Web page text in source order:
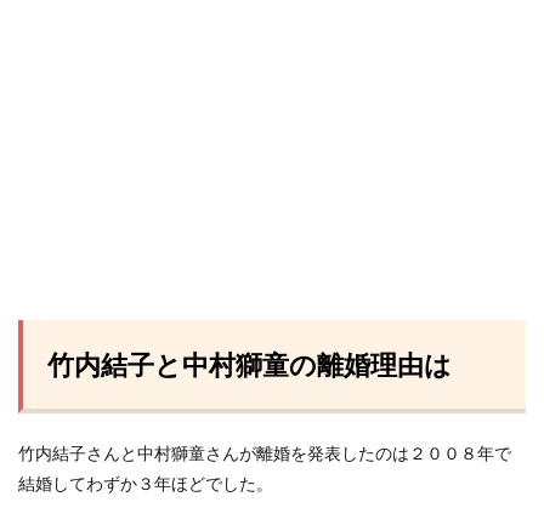
竹内結子と中村獅童の離婚理由は
竹内結子さんと中村獅童さんが離婚を発表したのは２００８年で
結婚してわずか３年ほどでした。